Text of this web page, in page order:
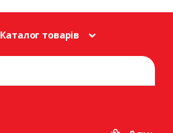
Каталог товарів